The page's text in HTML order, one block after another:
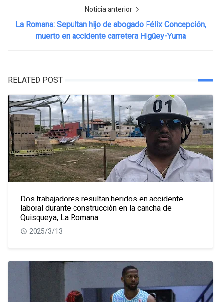
Noticia anterior
La Romana: Sepultan hijo de abogado Félix Concepción,
muerto en accidente carretera Higüey-Yuma
RELATED POST
Dos trabajadores resultan heridos en accidente
laboral durante construcción en la cancha de
Quisqueya, La Romana
2025/3/13